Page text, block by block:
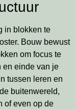
in blokken te
Bouw bewust
om focus te
en einde van je
tussen leren en
buitenwereld,
of even op de